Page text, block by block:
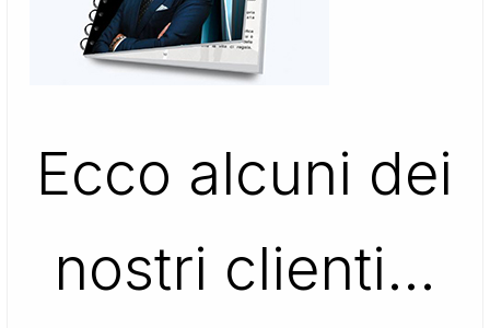
Ecco alcuni dei
nostri clienti…